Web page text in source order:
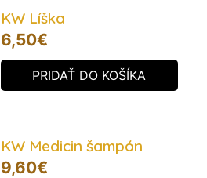
KW Líška
6,50€
PRIDAŤ DO KOŠÍKA
KW Medicin šampón
9,60€